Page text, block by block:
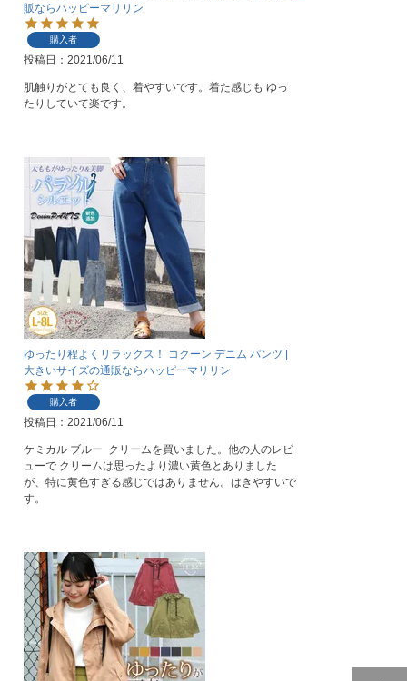
販ならハッピーマリリン
購入者
投稿日 2021/06/11
肌触りがとても良く、着やすいです。着た感じも ゆっ
たりしていて楽です。
ゆったり程よくリラックス！ コクーン デニム パンツ |
大きいサイズの通販ならハッピーマリリン
購入者
投稿日 2021/06/11
ケミカル ブルー  クリームを買いました。他の人のレビ
ューで クリームは思ったより濃い黄色とありました
が、特に黄色すぎる感じではありません。はきやすいで
す。